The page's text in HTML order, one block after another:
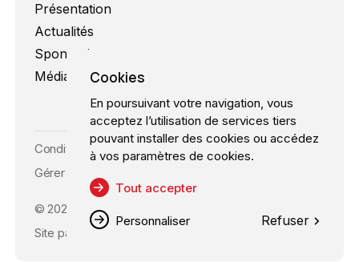
Présentation
Actualités
Sponsoring
Médias
Conditions d’utilisation
Gérer les cookies
© 2026
ECA, Tous droits réservés
Site par
superhuit.ch
Cookies
En poursuivant votre navigation, vous
acceptez l’utilisation de services tiers
pouvant installer des cookies ou accédez
à vos paramètres de cookies.
Tout accepter
Personnaliser Refuser